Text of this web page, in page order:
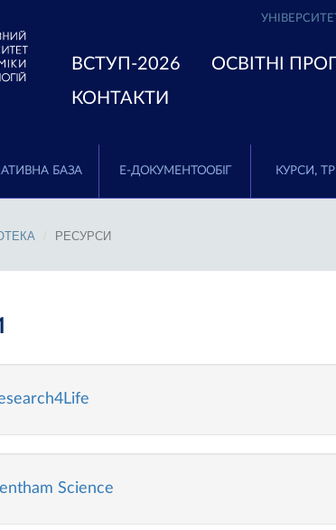
ВСТУП-2026 ОСВІТНІ
КОНТАКТИ
БАЗА Е-ДОКУМЕНТООБІГ КУРСИ,
РЕСУРСИ
Science